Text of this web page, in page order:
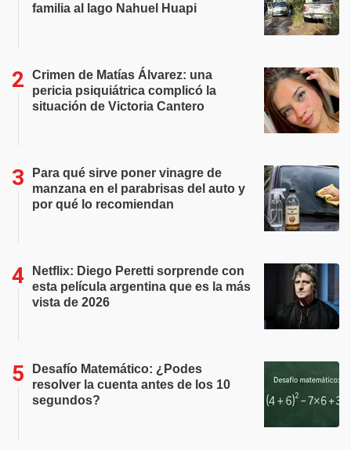
familia al lago Nahuel Huapi
Crimen de Matías Álvarez: una
pericia psiquiátrica complicó la
situación de Victoria Cantero
Para qué sirve poner vinagre de
manzana en el parabrisas del auto y
por qué lo recomiendan
Netflix: Diego Peretti sorprende con
esta película argentina que es la más
vista de 2026
Desafío Matemático: ¿Podes
resolver la cuenta antes de los 10
segundos?